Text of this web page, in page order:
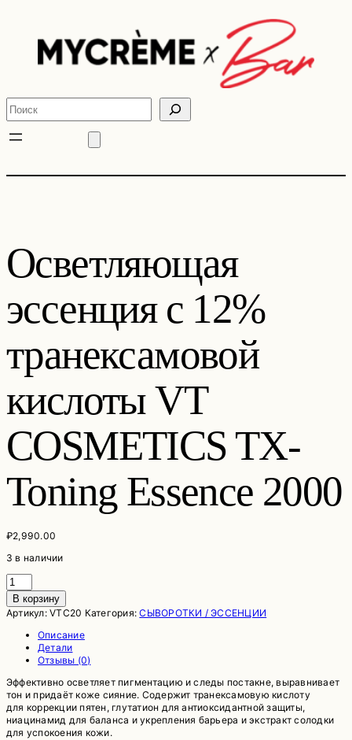
содержимому
Поиск
Осветляющая
эссенция с 12%
транексамовой
кислоты VT
COSMETICS TX-
Toning Essence 2000
₽2,990.00
3 в наличии
Количество
товара
Осветляющая
эссенция
транексамовой
кислоты
VT
COSMETICS
TX-
Toning
Essence
В корзину
Артикул:VTC20 Категория:СЫВОРОТКИ / ЭССЕНЦИИ
Описание
Детали
Отзывы (0)
Эффективно осветляет пигментацию и следы постакне, выравнивает
тон и придаёт коже сияние. Содержит транексамовую кислоту
для коррекции пятен, глутатион для антиоксидантной защиты,
ниацинамид для баланса и укрепления барьера и экстракт солодки
для успокоения кожи.